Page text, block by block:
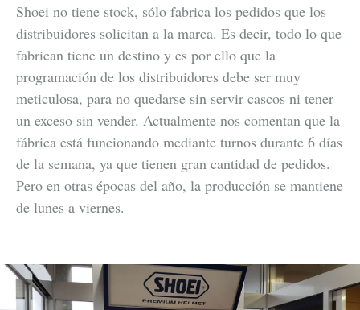
Shoei no tiene stock, sólo fabrica los pedidos que los
distribuidores solicitan a la marca. Es decir, todo lo que
fabrican tiene un destino y es por ello que la
programación de los distribuidores debe ser muy
meticulosa, para no quedarse sin servir cascos ni tener
un exceso sin vender. Actualmente nos comentan que la
fábrica está funcionando mediante turnos durante 6 días
de la semana, ya que tienen gran cantidad de pedidos.
Pero en otras épocas del año, la producción se mantiene
de lunes a viernes.